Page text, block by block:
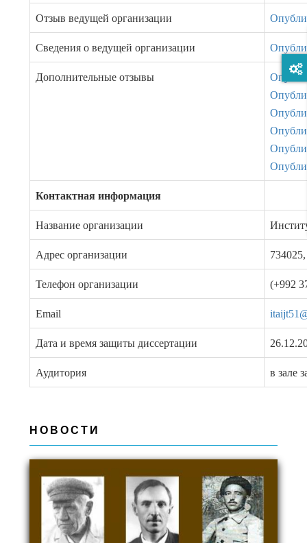
Отзыв ведущей организации
Сведения о ведущей организации
Дополнительные отзывы
Контактная информация
Название организации
Адрес организации
Телефон организации (+992
Email
Дата и время защиты диссертации
Аудитория в зале
НОВОСТИ